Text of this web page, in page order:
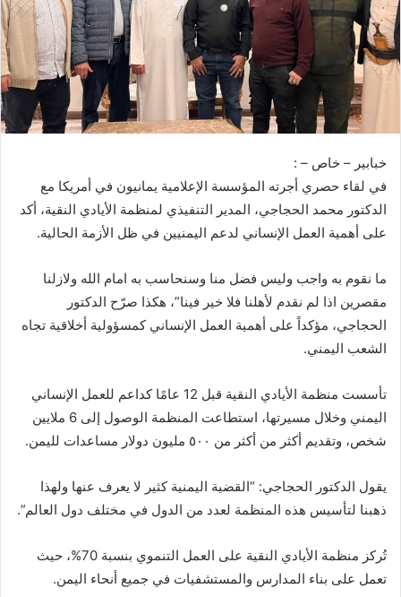
خبابير – خاص – :
في لقاء حصري أجرته المؤسسة الإعلامية يمانيون في أمريكا مع
الدكتور محمد الحجاجي، المدير التنفيذي لمنظمة الأيادي النقية، أكد
على أهمية العمل الإنساني لدعم اليمنيين في ظل الأزمة الحالية.
ما نقوم به واجب وليس فضل منا وسنحاسب به امام الله ولازلنا
مقصرين اذا لم نقدم لأهلنا فلا خير فينا”، هكذا صرّح الدكتور
الحجاجي، مؤكداً على أهمية العمل الإنساني كمسؤولية أخلاقية تجاه
الشعب اليمني.
تأسست منظمة الأيادي النقية قبل 12 عامًا كداعم للعمل الإنساني
اليمني وخلال مسيرتها، استطاعت المنظمة الوصول إلى 6 ملايين
شخص، وتقديم أكثر من أكثر من ٥٠٠ مليون دولار مساعدات لليمن.
يقول الدكتور الحجاجي: “القضية اليمنية كثير لا يعرف عنها ولهذا
ذهبنا لتأسيس هذه المنظمة لعدد من الدول في مختلف دول العالم”.
تُركز منظمة الأيادي النقية على العمل التنموي بنسبة 70%، حيث
تعمل على بناء المدارس والمستشفيات في جميع أنحاء اليمن.